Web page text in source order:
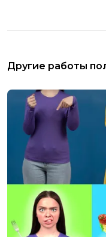
Другие работы